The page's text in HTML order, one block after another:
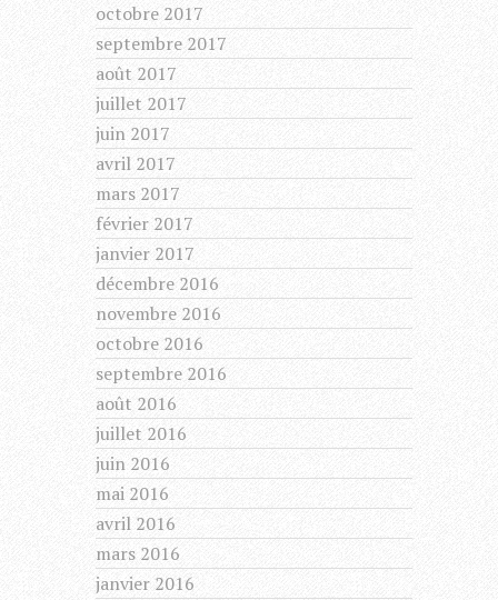
octobre 2017
septembre 2017
août 2017
juillet 2017
juin 2017
avril 2017
mars 2017
février 2017
janvier 2017
décembre 2016
novembre 2016
octobre 2016
septembre 2016
août 2016
juillet 2016
juin 2016
mai 2016
avril 2016
mars 2016
janvier 2016